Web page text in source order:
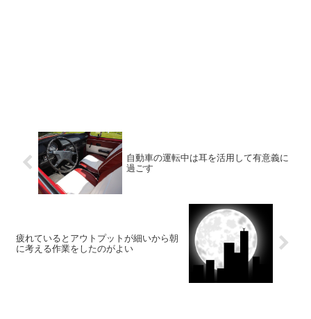
自動車の運転中は耳を活用して有意義に
過ごす
疲れているとアウトプットが細いから朝
に考える作業をしたのがよい